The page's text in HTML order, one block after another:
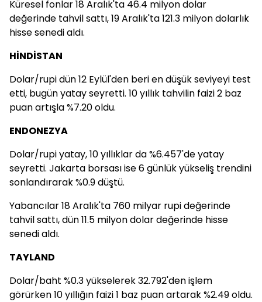
Küresel fonlar 18 Aralık'ta 46.4 milyon dolar
değerinde tahvil sattı, 19 Aralık'ta 121.3 milyon dolarlık
hisse senedi aldı.
HİNDİSTAN
Dolar/rupi dün 12 Eylül'den beri en düşük seviyeyi test
etti, bugün yatay seyretti. 10 yıllık tahvilin faizi 2 baz
puan artışla %7.20 oldu.
ENDONEZYA
Dolar/rupi yatay, 10 yıllıklar da %6.457'de yatay
seyretti. Jakarta borsası ise 6 günlük yükseliş trendini
sonlandırarak %0.9 düştü.
Yabancılar 18 Aralık'ta 760 milyar rupi değerinde
tahvil sattı, dün 11.5 milyon dolar değerinde hisse
senedi aldı.
TAYLAND
Dolar/baht %0.3 yükselerek 32.792'den işlem
görürken 10 yıllığın faizi 1 baz puan artarak %2.49 oldu.